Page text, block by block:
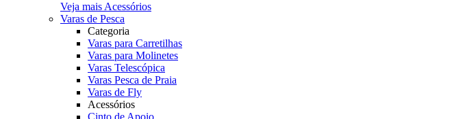
Veja mais Acessórios
Varas de Pesca
Categoria
Varas para Carretilhas
Varas para Molinetes
Varas Telescópica
Varas Pesca de Praia
Varas de Fly
Acessórios
Cinto de Apoio